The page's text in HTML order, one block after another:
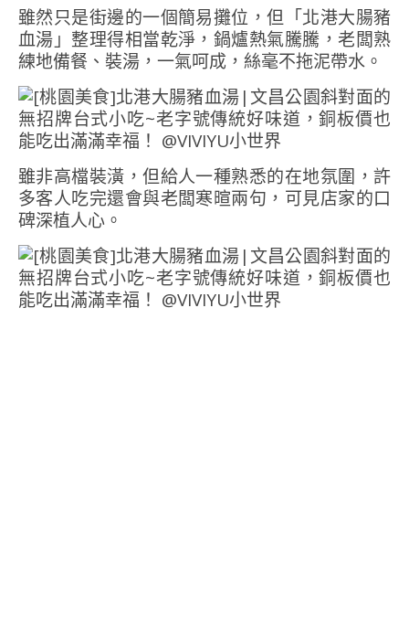
雖然只是街邊的一個簡易攤位，但「北港大腸豬
血湯」整理得相當乾淨，鍋爐熱氣騰騰，老闆熟
練地備餐、裝湯，一氣呵成，絲毫不拖泥帶水。
雖非高檔裝潢，但給人一種熟悉的在地氛圍，許
多客人吃完還會與老闆寒暄兩句，可見店家的口
碑深植人心。